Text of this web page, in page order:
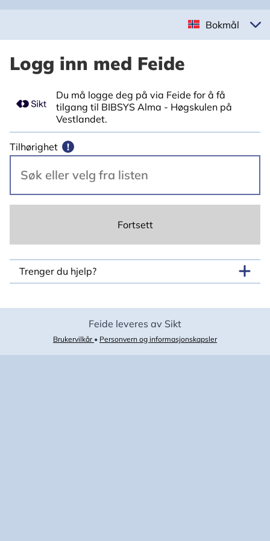
Bokmål
Logg inn med Feide
Du må logge deg på via Feide for å få
tilgang til BIBSYS Alma - Høgskulen på
Vestlandet.
Tilhørighet !
Fortsett
Trenger du hjelp?
Feide leveres av Sikt
Brukervilkår • Personvern og informasjonskapsler